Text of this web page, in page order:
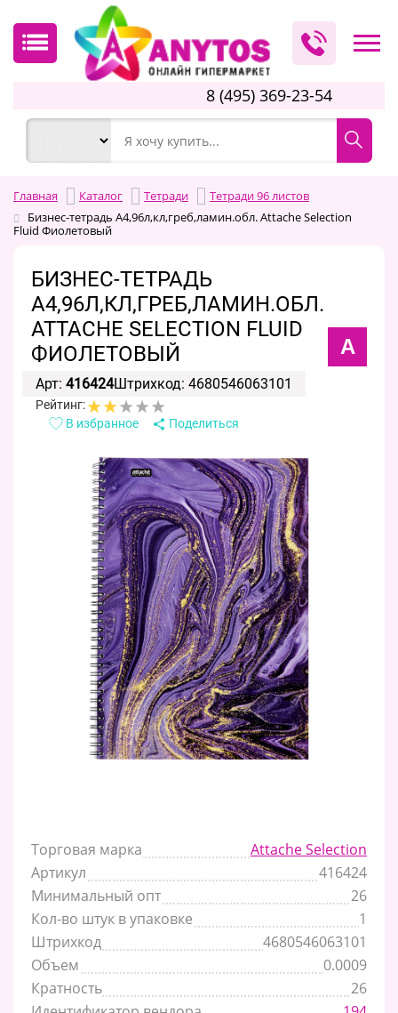
8 (495) 369-23-54
Главная Каталог Тетради
Тетради 96 листов
Бизнес-тетрадь А4,96л,кл,греб,ламин.обл. Attache Selection
Fluid Фиолетовый
БИЗНЕС-ТЕТРАДЬ
А4,96Л,КЛ,ГРЕБ,ЛАМИН.ОБЛ.
ATTACHE SELECTION FLUID
ФИОЛЕТОВЫЙ
A
Арт: 416424Штрихкод: 4680546063101
Рейтинг:
В избранное
Поделиться
Торговая марка
Attache Selection
Артикул
416424
Минимальный опт
26
Кол-во штук в упаковке
1
Штрихкод
4680546063101
Объем
0.0009
Кратность
26